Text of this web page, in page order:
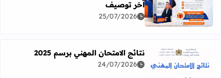
اقرأ المزيد عن دورة تكوينية شاملة في علوم التربية
آخر توصيف
25/07/2026
اقرأ المزيد عن نتائج الامتحان المهني برسم 2025
نتائج الامتحان المهني برسم 2025
24/07/2026